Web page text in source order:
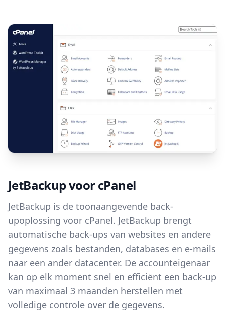
JetBackup voor cPanel
JetBackup is de toonaangevende back-
upoplossing voor cPanel. JetBackup brengt
automatische back-ups van websites en andere
gegevens zoals bestanden, databases en e-mails
naar een ander datacenter. De accounteigenaar
kan op elk moment snel en efficiënt een back-up
van maximaal 3 maanden herstellen met
volledige controle over de gegevens.